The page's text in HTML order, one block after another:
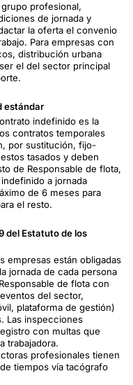
profesional,
de jornada y
la oferta el convenio
Para empresas con
distribución urbana
el del sector principal
estándar
indefinido es la
contratos temporales
por sustitución, fijo-
tasados y deben
de Responsable de flota,
a jornada
de 6 meses para
el resto.
del Estatuto de los
empresas están obligadas
jornada de cada persona
de flota con
del sector,
plataforma de gestión)
Las inspecciones
con multas que
trabajadora.
profesionales tienen
tiempos vía tacógrafo